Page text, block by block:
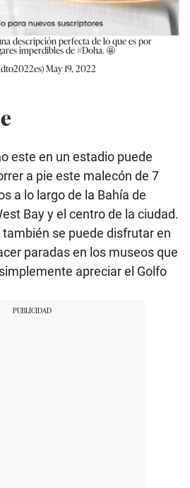
descripción perfecta de lo que es por
imperdibles de#Doha. 🤩
May 19, 2022
este en un estadio puede
a pie este malecón de 7
a lo largo de la Bahía de
Bay y el centro de la ciudad.
se puede disfrutar en
paradas en los museos que
apreciar el Golfo